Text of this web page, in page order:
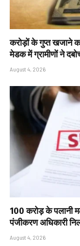
करोड़ों के गुप्त खजाने
मेडक में ग्रामीणों ने
August 4, 2026
₹100 करोड़ के पलानी
पंजीकरण अधिकारी
August 4, 2026